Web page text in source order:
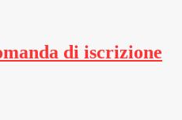
di iscrizione